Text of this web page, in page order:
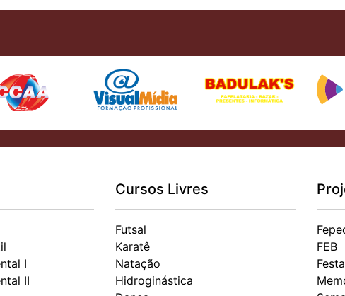
I
II
Cursos Livres
Futsal
Karatê
Natação
Hidroginástica
FEB